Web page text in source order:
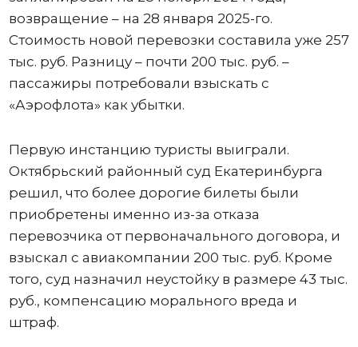
возвращение – на 28 января 2025-го.
Стоимость новой перевозки составила уже 257
тыс. руб. Разницу – почти 200 тыс. руб. –
пассажиры потребовали взыскать с
«Аэрофлота» как убытки.
Первую инстанцию туристы выиграли.
Октябрьский районный суд Екатеринбурга
решил, что более дорогие билеты были
приобретены именно из-за отказа
перевозчика от первоначального договора, и
взыскал с авиакомпании 200 тыс. руб. Кроме
того, суд назначил неустойку в размере 43 тыс.
руб., компенсацию морального вреда и
штраф.